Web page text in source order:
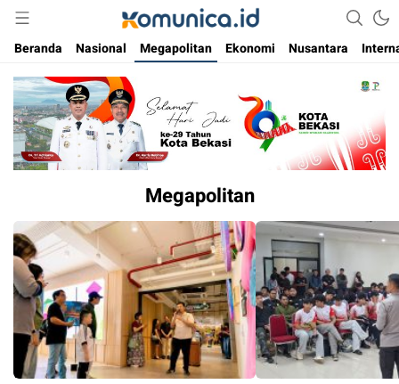
Komunica
Media Informasi Masa Kini
Beranda
Nasional Megapolitan Ekonomi Nusantara
Megapolitan